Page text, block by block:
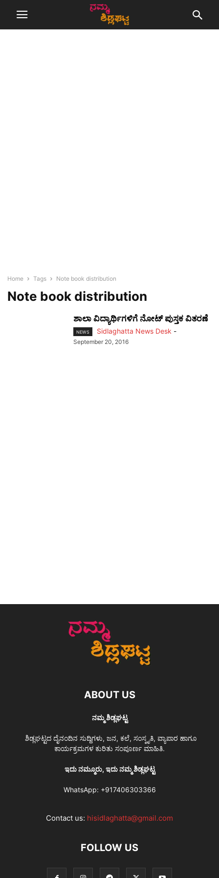
Home Tags Note book distribution
Note book distribution
ಶಾಲಾ ವಿದ್ಯಾರ್ಥಿಗಳಿಗೆ ನೋಟ್ ಪುಸ್ತಕ ವಿತರಣೆ
NEWS Sidlaghatta News Desk -
September 20, 2016
ABOUT US
ನಮ್ಮ ಶಿಡ್ಲಘಟ್ಟ
ಶಿಡ್ಲಘಟ್ಟದ ದೈನಂದಿನ ಸುದ್ದಿಗಳು, ಜನ, ಕಲೆ, ಸಂಸ್ಕೃತಿ, ವ್ಯಾಪಾರ ಹಾಗೂ
ಕಾರ್ಯಕ್ರಮಗಳ ಕುರಿತು ಸಂಪೂರ್ಣ ಮಾಹಿತಿ.
ಇದು ನಮ್ಮೂರು, ಇದು ನಮ್ಮ ಶಿಡ್ಲಘಟ್ಟ
WhatsApp: +917406303366
Contact us: hisidlaghatta@gmail.com
FOLLOW US